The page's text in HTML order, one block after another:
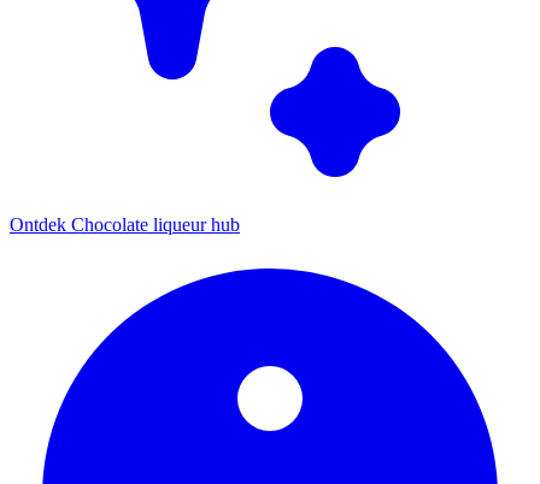
Ontdek Chocolate liqueur hub